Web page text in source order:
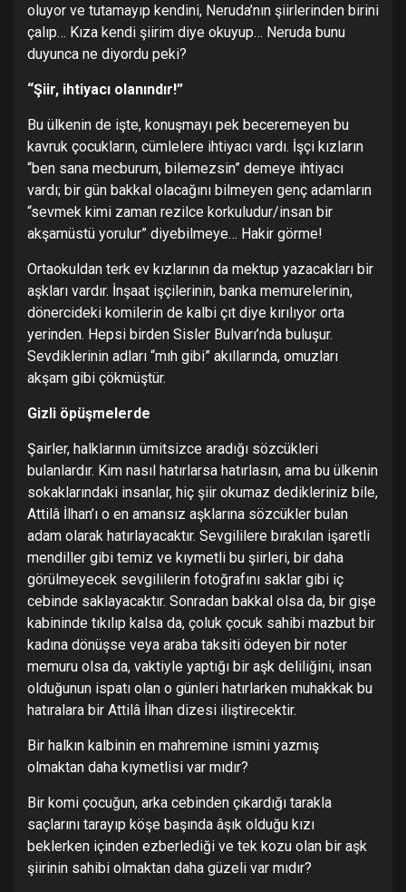
oluyor ve tutamayıp kendini, Neruda’nın şiirlerinden birini
çalıp… Kıza kendi şiirim diye okuyup… Neruda bunu
duyunca ne diyordu peki?
“Şiir, ihtiyacı olanındır!”
Bu ülkenin de işte, konuşmayı pek beceremeyen bu
kavruk çocukların, cümlelere ihtiyacı vardı. İşçi kızların
“ben sana mecburum, bilemezsin” demeye ihtiyacı
vardı; bir gün bakkal olacağını bilmeyen genç adamların
“sevmek kimi zaman rezilce korkuludur/insan bir
akşamüstü yorulur” diyebilmeye… Hakir görme!
Ortaokuldan terk ev kızlarının da mektup yazacakları bir
aşkları vardır. İnşaat işçilerinin, banka memurelerinin,
dönercideki komilerin de kalbi çıt diye kırılıyor orta
yerinden. Hepsi birden Sisler Bulvarı’nda buluşur.
Sevdiklerinin adları “mıh gibi” akıllarında, omuzları
akşam gibi çökmüştür.
Gizli öpüşmelerde
Şairler, halklarının ümitsizce aradığı sözcükleri
bulanlardır. Kim nasıl hatırlarsa hatırlasın, ama bu ülkenin
sokaklarındaki insanlar, hiç şiir okumaz dedikleriniz bile,
Attilâ İlhan’ı o en amansız aşklarına sözcükler bulan
adam olarak hatırlayacaktır. Sevgililere bırakılan işaretli
mendiller gibi temiz ve kıymetli bu şiirleri, bir daha
görülmeyecek sevgililerin fotoğrafını saklar gibi iç
cebinde saklayacaktır. Sonradan bakkal olsa da, bir gişe
kabininde tıkılıp kalsa da, çoluk çocuk sahibi mazbut bir
kadına dönüşse veya araba taksiti ödeyen bir noter
memuru olsa da, vaktiyle yaptığı bir aşk deliliğini, insan
olduğunun ispatı olan o günleri hatırlarken muhakkak bu
hatıralara bir Attilâ İlhan dizesi iliştirecektir.
Bir halkın kalbinin en mahremine ismini yazmış
olmaktan daha kıymetlisi var mıdır?
Bir komi çocuğun, arka cebinden çıkardığı tarakla
saçlarını tarayıp köşe başında âşık olduğu kızı
beklerken içinden ezberlediği ve tek kozu olan bir aşk
şiirinin sahibi olmaktan daha güzeli var mıdır?